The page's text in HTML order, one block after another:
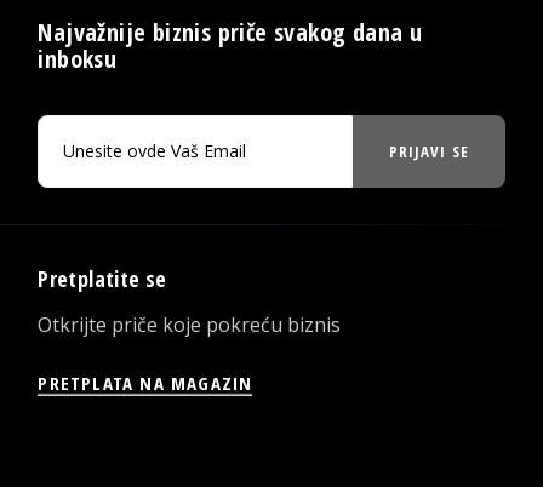
Najvažnije biznis priče svakog dana u
inboksu
PRIJAVI SE
Pretplatite se
Otkrijte priče koje pokreću biznis
PRETPLATA NA MAGAZIN